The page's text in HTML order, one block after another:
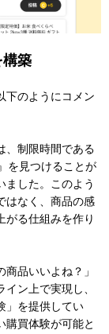
構築
下のようにコメン
、制限時間である
を見つけることが
ました。このよう
はなく、商品の感
がる仕組みを作り
品いいよね？」
ン上で実現し、
」を提供してい
購買体験が可能と